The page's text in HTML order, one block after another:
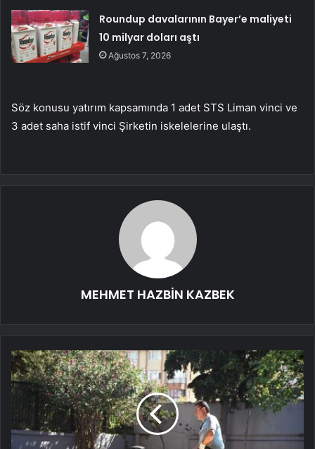
Roundup davalarının Bayer’e maliyeti
10 milyar doları aştı
Ağustos 7, 2026
Söz konusu yatırım kapsamında 1 adet STS Liman vinci ve
3 adet saha istif vinci Şirketin iskelelerine ulaştı.
MEHMET HAZBİN KAZBEK